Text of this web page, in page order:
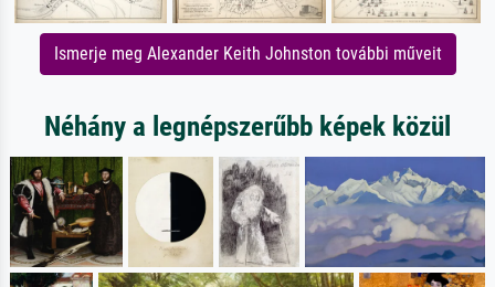
Ismerje meg Alexander Keith Johnston további műveit
Néhány a legnépszerűbb képek közül